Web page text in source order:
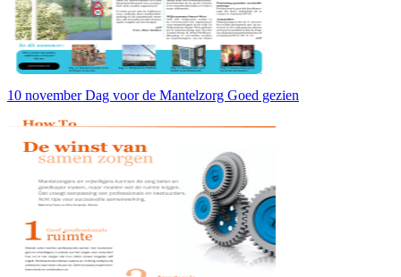
10 november Dag voor de Mantelzorg Goed gezien